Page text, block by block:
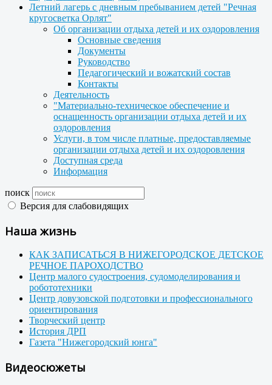
Летний лагерь с дневным пребыванием детей "Речная
кругосветка Орлят"
Об организации отдыха детей и их оздоровления
Основные сведения
Документы
Руководство
Педагогический и вожатский состав
Контакты
Деятельность
"Материально-техническое обеспечение и
оснащенность организации отдыха детей и их
оздоровления
Услуги, в том числе платные, предоставляемые
организации отдыха детей и их оздоровления
Доступная среда
Информация
поиск
Версия для слабовидящих
Наша жизнь
КАК ЗАПИСАТЬСЯ В НИЖЕГОРОДСКОЕ ДЕТСКОЕ
РЕЧНОЕ ПАРОХОДСТВО
Центр малого судостроения, судомоделирования и
робототехники
Центр довузовской подготовки и профессионального
ориентирования
Творческий центр
История ДРП
Газета "Нижегородский юнга"
Видеосюжеты